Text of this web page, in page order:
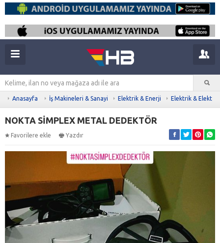
Anasayfa İş Makineleri & Sanayi Elektrik & Enerji Elektrik &
NOKTA SİMPLEX METAL DEDEKTÖR
Favorilere ekle Yazdır